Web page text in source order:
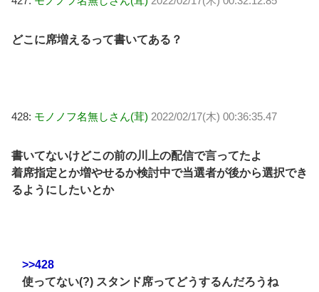
どこに席増えるって書いてある？
428: モノノフ名無しさん(茸) 2022/02/17(木) 00:36:35.47
書いてないけどこの前の川上の配信で言ってたよ
着席指定とか増やせるか検討中で当選者が後から選択でき
るようにしたいとか
>>428
使ってない(?) スタンド席ってどうするんだろうね